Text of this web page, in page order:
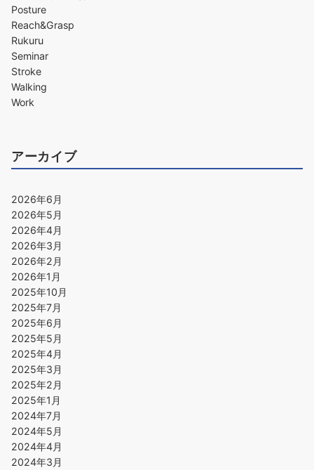
Posture
Reach&Grasp
Rukuru
Seminar
Stroke
Walking
Work
アーカイブ
2026年6月
2026年5月
2026年4月
2026年3月
2026年2月
2026年1月
2025年10月
2025年7月
2025年6月
2025年5月
2025年4月
2025年3月
2025年2月
2025年1月
2024年7月
2024年5月
2024年4月
2024年3月